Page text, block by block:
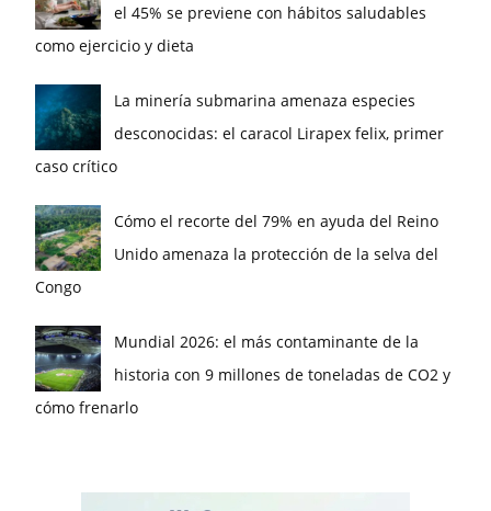
el 45% se previene con hábitos saludables
como ejercicio y dieta
La minería submarina amenaza especies
desconocidas: el caracol Lirapex felix, primer
caso crítico
Cómo el recorte del 79% en ayuda del Reino
Unido amenaza la protección de la selva del
Congo
Mundial 2026: el más contaminante de la
historia con 9 millones de toneladas de CO2 y
cómo frenarlo